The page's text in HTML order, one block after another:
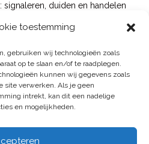
toestemming
gebruiken wij technologieën zoals
op te slaan en/of te raadplegen.
kunnen wij gegevens zoals
site verwerken. Als je geen
intrekt, kan dit een nadelige
en mogelijkheden.
duiden en handelen
Aruba
GROEP